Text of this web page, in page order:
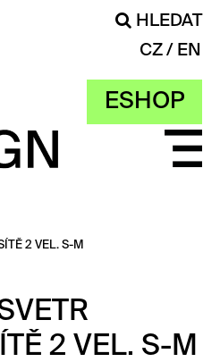
ESHOP
HLEDAT
CZ EN
2 VEL. S-M
2 VEL. S-M